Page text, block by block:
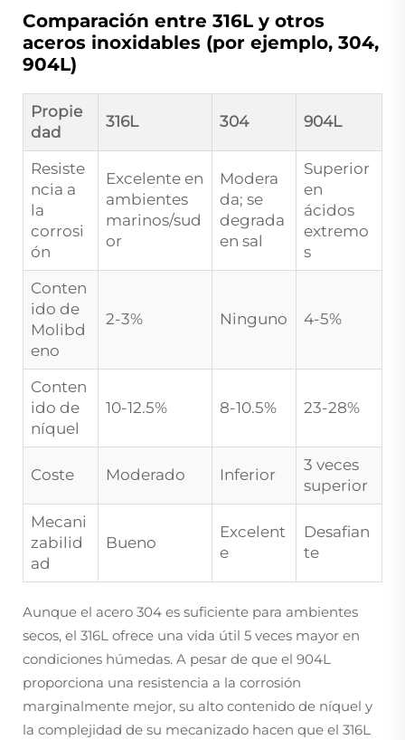
Comparación entre 316L y otros
aceros inoxidables (por ejemplo, 304,
904L)
Propie
dad
316L 304 904L
Resiste
ncia a
la
corrosi
ón
Excelente en
ambientes
marinos/sud
or
Modera
da; se
degrada
en sal
Superior
en
ácidos
extremo
s
Conten
ido de
Molibd
eno
2-3% Ninguno 4-5%
Conten
ido de
níquel
10-12.5% 8-10.5% 23-28%
Coste Moderado Inferior
3 veces
superior
Mecani
zabilid
ad
Bueno
Excelent
e
Desafian
te
Aunque el acero 304 es suficiente para ambientes
secos, el 316L ofrece una vida útil 5 veces mayor en
condiciones húmedas. A pesar de que el 904L
proporciona una resistencia a la corrosión
marginalmente mejor, su alto contenido de níquel y
la complejidad de su mecanizado hacen que el 316L